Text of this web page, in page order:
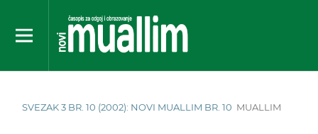
SVEZAK 3 BR. 10 (2002): NOVI MUALLIM BR. 10 MUALLIM